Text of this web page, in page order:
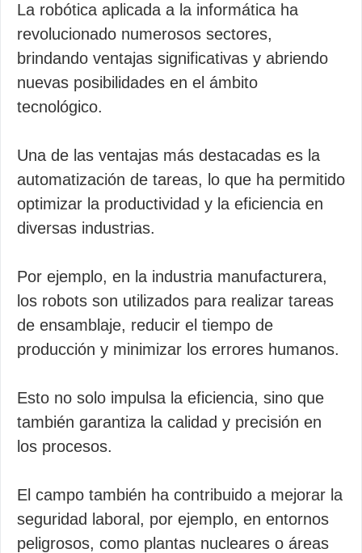
La robótica aplicada a la informática ha
revolucionado numerosos sectores,
brindando ventajas significativas y abriendo
nuevas posibilidades en el ámbito
tecnológico.
Una de las ventajas más destacadas es la
automatización de tareas, lo que ha permitido
optimizar la productividad y la eficiencia en
diversas industrias.
Por ejemplo, en la industria manufacturera,
los robots son utilizados para realizar tareas
de ensamblaje, reducir el tiempo de
producción y minimizar los errores humanos.
Esto no solo impulsa la eficiencia, sino que
también garantiza la calidad y precisión en
los procesos.
El campo también ha contribuido a mejorar la
seguridad laboral, por ejemplo, en entornos
peligrosos, como plantas nucleares o áreas